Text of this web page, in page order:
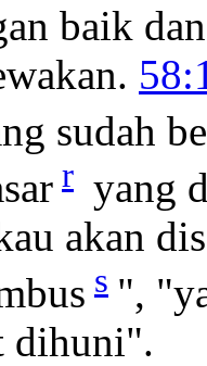
baik
sudah
r yang
akan
s ",
dihuni".